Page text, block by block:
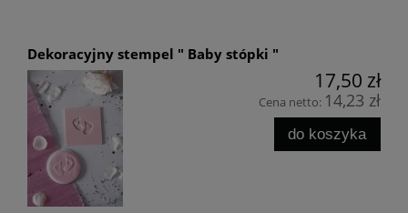
Dekoracyjny stempel " Baby stópki "
17,50 zł
Cena netto: 14,23 zł
do koszyka